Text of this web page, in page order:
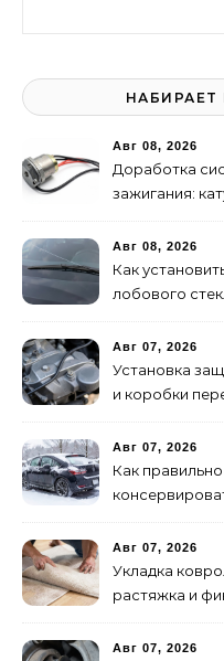
Авг 08, 2026
Доработка
зажигания:
Авг 08, 2026
Как
лобового
Авг 07, 2026
Установка
и коробки
Авг 07, 2026
Как правильно
пошаговая
Авг 07, 2026
Укладка
растяжка и
руководство
Авг 07, 2026